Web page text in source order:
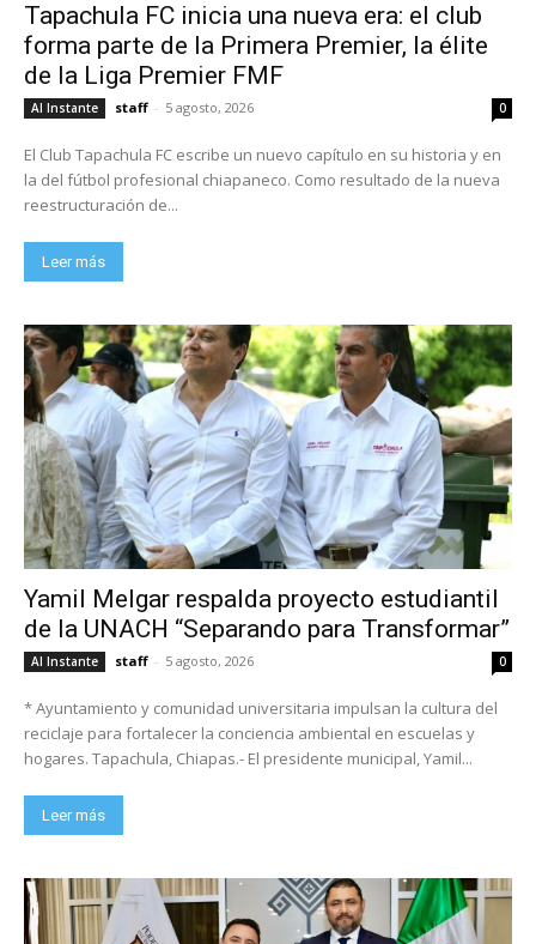
Tapachula FC inicia una nueva era: el club
forma parte de la Primera Premier, la élite
de la Liga Premier FMF
Al Instante staff - 5 agosto, 2026 0
El Club Tapachula FC escribe un nuevo capítulo en su historia y en
la del fútbol profesional chiapaneco. Como resultado de la nueva
reestructuración de...
Leer más
Yamil Melgar respalda proyecto estudiantil
de la UNACH “Separando para Transformar”
Al Instante staff - 5 agosto, 2026 0
* Ayuntamiento y comunidad universitaria impulsan la cultura del
reciclaje para fortalecer la conciencia ambiental en escuelas y
hogares. Tapachula, Chiapas.- El presidente municipal, Yamil...
Leer más